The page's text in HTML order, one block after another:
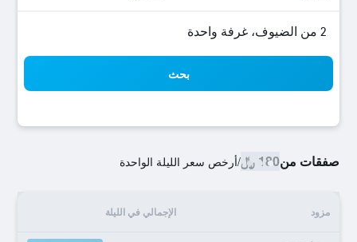
2 من الضيوف، غرفة واحدة
بحث
صفقات من180 ﷼ /أرخص سعر الليلة الواحدة
مزود الإجمالي في الليلة